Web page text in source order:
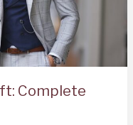
Complete